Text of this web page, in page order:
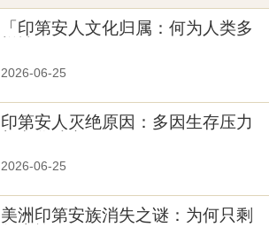
「印第安人文化归属：何为人类多
2026-06-25
印第安人灭绝原因：多因生存压力
2026-06-25
美洲印第安族消失之谜：为何只剩